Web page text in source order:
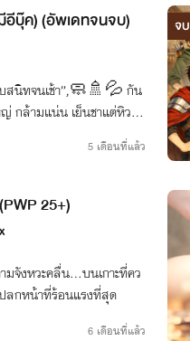
อีบุ๊ค) (อัพเดทจนจบ)
สนิทจนเช้า”,🧼🚿💦 กัน
กล้ามแน่น เย็นชาแต่หิวกร
5 เดือนที่แล้ว
จบ
25+)
จังหวะคลื่น...บนเกาะที่คว
ปลกหน้าที่ร้อนแรงที่สุด
6 เดือนที่แล้ว